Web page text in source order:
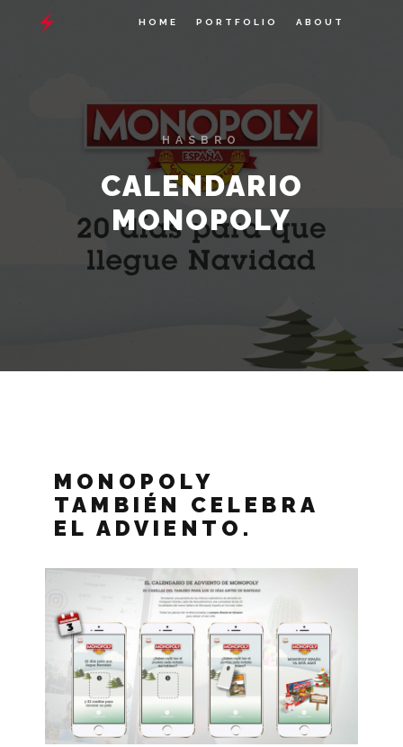
HOME PORTFOLIO ABOUT
HASBRO
CALENDARIO
MONOPOLY
MONOPOLY
TAMBIÉN CELEBRA
EL ADVIENTO.